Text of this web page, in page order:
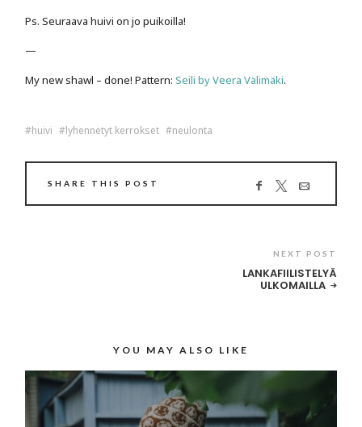
Ps. Seuraava huivi on jo puikoilla!
—
My new shawl – done! Pattern:Seili by Veera Välimäki.
huivi lyhennetyt kerrokset neulonta
SHARE THIS POST
NEXT POST
LANKAFIILISTELYÄ
ULKOMAILLA
YOU MAY ALSO LIKE